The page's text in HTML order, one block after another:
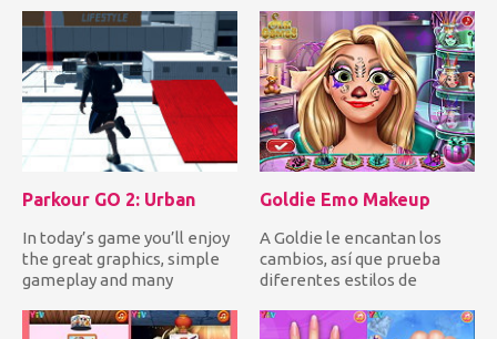
Parkour GO 2: Urban
In today’s game you’ll enjoy
the great graphics, simple
gameplay and many
Goldie Emo Makeup
A Goldie le encantan los
cambios, así que prueba
diferentes estilos de
crea...